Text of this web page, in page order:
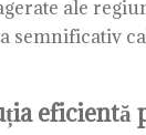
ale
semnificativ